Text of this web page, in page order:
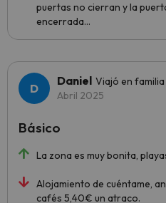
puertas no cierran y la
encerrada...
Daniel Viajó en familia
Abril 2025
La zona es muy bonita,
Alojamiento de cuéntame,
cafés 5,40€ un atraco.
Básico